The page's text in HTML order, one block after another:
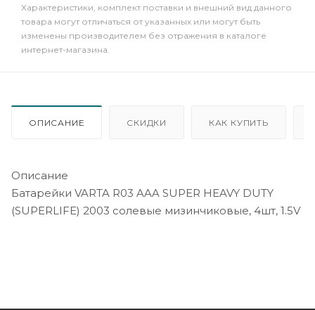
Xарактеристики, комплект поставки и внешний вид данного
товара могут отличаться от указанных или могут быть
изменены производителем без отражения в каталоге
интернет-магазина.
ОПИСАНИЕ СКИДКИ КАК КУПИТЬ
Описание
Батарейки VARTA R03 AAA SUPER HEAVY DUTY
(SUPERLIFE) 2003 солевые мизинчиковые, 4шт, 1.5V